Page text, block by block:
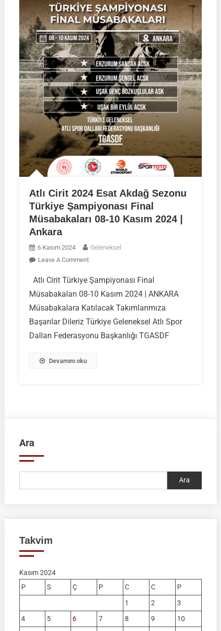
Atlı Cirit 2024 Esat Akdağ Sezonu
Türkiye Şampiyonası Final
Müsabakaları 08-10 Kasım 2024 |
Ankara
6 Kasım 2024
Geleneksel
Leave A CommentOn
Cirit
2024
Esat
Sezonu
Türkiye
Atlı Cirit Türkiye Şampiyonası Final
Müsabakaları 08-10 Kasım 2024 | ANKARA
Müsabakalara Katılacak Takımlarımıza
Başarılar Dileriz Türkiye Geleneksel Atlı Spor
Dalları Federasyonu Başkanlığı TGASDF
Devamını oku
Ara
Ara
Takvim
Kasım 2024
P
S Ç P C C
P
1
2
3
4
5 6 7 8 9
10